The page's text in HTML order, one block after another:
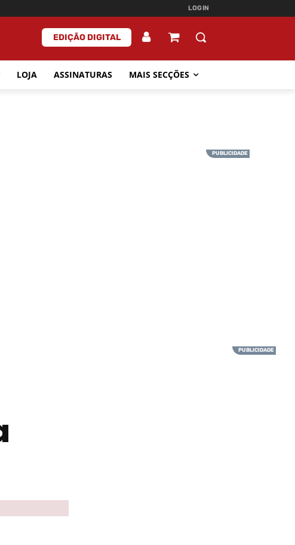
LOGIN
EDIÇÃO DIGITAL
LOJA ASSINATURAS MAIS SECÇÕES